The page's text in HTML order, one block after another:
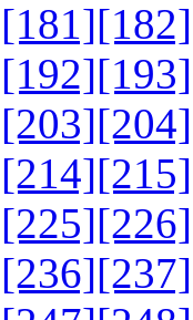
[181][182]
[192][193]
[203][204]
[214][215]
[225][226]
[236][237]